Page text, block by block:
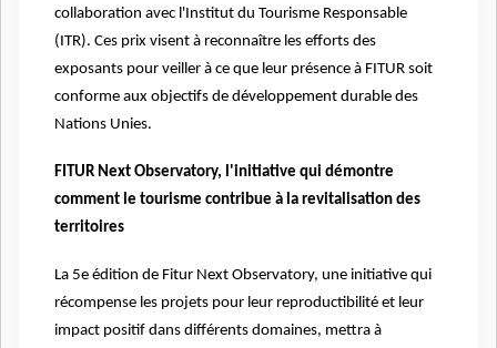
collaboration avec l'Institut du Tourisme Responsable
(ITR). Ces prix visent à reconnaître les efforts des
exposants pour veiller à ce que leur présence à FITUR soit
conforme aux objectifs de développement durable des
Nations Unies.
FITUR Next Observatory, l'initiative qui démontre
comment le tourisme contribue à la revitalisation des
territoires
La 5e édition de Fitur Next Observatory, une initiative qui
récompense les projets pour leur reproductibilité et leur
impact positif dans différents domaines, mettra à